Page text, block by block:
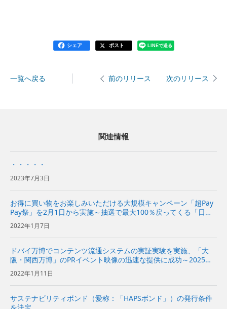
シェア ポスト LINEで送る
一覧へ戻る 前のリリース 次のリリース
関連情報
・・・・・
2023年7月3日
お得に買い物をお楽しみいただける大規模キャンペーン「超Pay
Pay祭」を2月1日から実施～抽選で最大100％戻ってくる「日本
全国全額チャンス！ 超ペイペイジャンボ」を開催～
2022年1月7日
ドバイ万博でコンテンツ流通システムの実証実験を実施、「大
阪・関西万博」のPRイベント映像の迅速な提供に成功～2025年
日本国際博覧会協会と連携して実証実験を実施～
2022年1月11日
サステナビリティボンド（愛称：「HAPSボンド」）の発行条件